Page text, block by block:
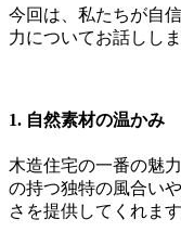
今回は、私たちが自
力についてお話ししま
1. 自然素材の温かみ
木造住宅の一番の魅
の持つ独特の風合い
さを提供してくれま